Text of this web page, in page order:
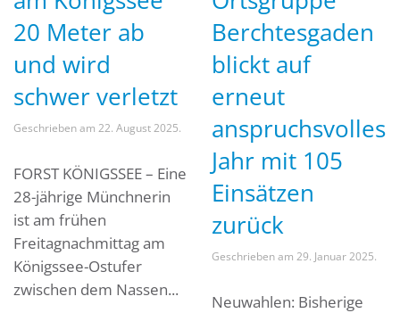
20 Meter ab
und wird
schwer verletzt
Geschrieben am 22. August 2025.
FORST KÖNIGSSEE – Eine
28-jährige Münchnerin
ist am frühen
Freitagnachmittag am
Königssee-Ostufer
zwischen dem Nassen...
Berchtesgaden
blickt auf
erneut
anspruchsvolles
Jahr mit 105
Einsätzen
zurück
Geschrieben am 29. Januar 2025.
Neuwahlen: Bisherige